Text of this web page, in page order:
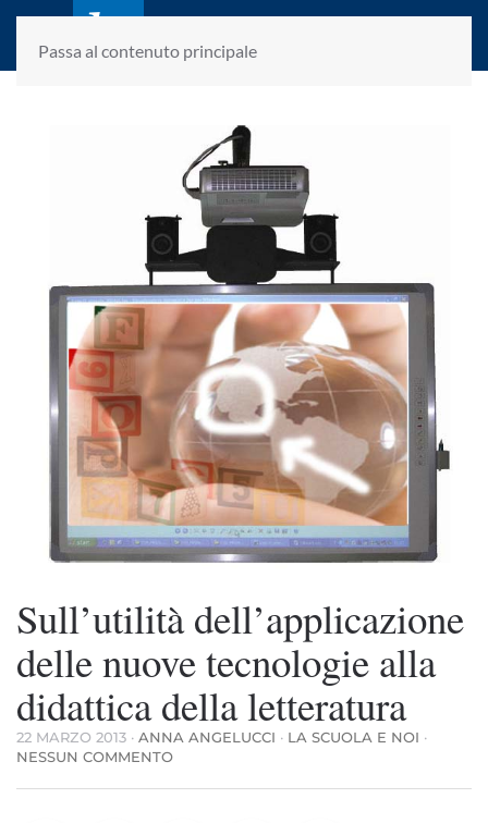
Passa al contenuto principale
laletteraturaenoi.it
fondato da Romano Luperini
Sull’utilità dell’applicazione
delle nuove tecnologie alla
didattica della letteratura
22 MARZO 2013 · ANNA ANGELUCCI · LA SCUOLA E NOI ·
NESSUN COMMENTOSU
DELL’APPLICAZIONE